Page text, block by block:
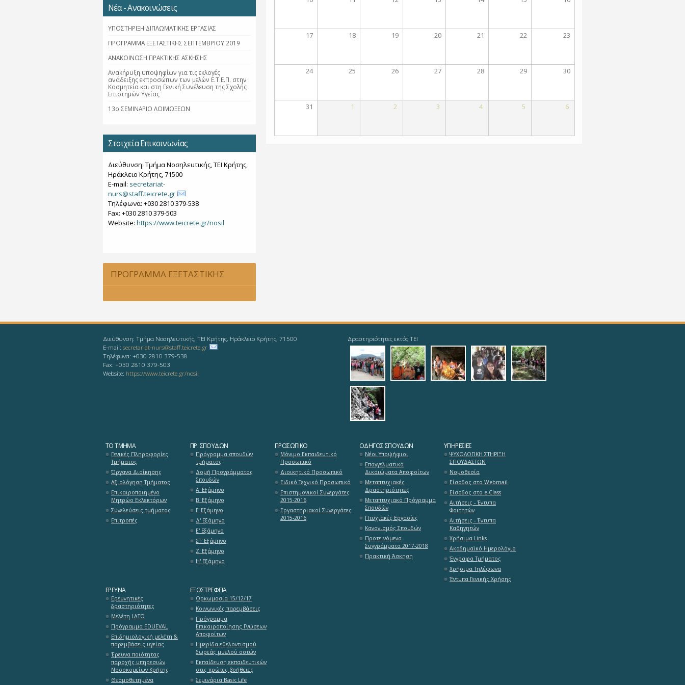
Νέα - Ανακοινώσεις
ΥΠΟΣΤΗΡΙΞΗ ΔΙΠΛΩΜΑΤΙΚΗΣ ΕΡΓΑΣΙΑΣ
ΠΡΟΓΡΑΜΜΑ ΕΞΕΤΑΣΤΙΚΗΣ ΣΕΠΤΕΜΒΡΙΟΥ 2019
ΑΝΑΚΟΙΝΩΣΗ ΠΡΑΚΤΙΚΗΣ ΑΣΚΗΣΗΣ
Ανακήρυξη υποψηφίων για τις εκλογές
ανάδειξης εκπροσώπων των μελών Ε.Τ.Ε.Π. στην
Κοσμητεία και στη Γενική Συνέλευση της Σχολής
Επιστημών Υγείας
13ο ΣΕΜΙΝΑΡΙΟ ΛΟΙΜΩΞΕΩΝ
Στοιχεία Επικοινωνίας
Διεύθυνση: Τμήμα Νοσηλευτικής, ΤΕΙ Κρήτης,
Ηράκλειο Κρήτης, 71500
E-mail: secretariat-
nurs@staff.teicrete.gr
Τηλέφωνα: +030 2810 379-538
Fax: +030 2810 379-503
Website: https://www.teicrete.gr/nosil
ΠΡΟΓΡΑΜΜΑ ΕΞΕΤΑΣΤΙΚΗΣ
17 18 19 20 21 22 23
24 25 26 27 28 29 30
31 1 2 3 4 5 6
Διεύθυνση: Τμήμα Νοσηλευτικής, ΤΕΙ Κρήτης, Ηράκλειο Κρήτης, 71500
E-mail: secretariat-nurs@staff.teicrete.gr
Τηλέφωνα: +030 2810 379-538
Fax: +030 2810 379-503
Website: https://www.teicrete.gr/nosil
Δραστηριότητες εκτός ΤΕΙ
f1_1.jpgf1_2.jpgf1_3.jpgf1_4.jpgf1_5.jpg
f1_6.jpg
ΤΟ ΤΜΉΜΑ
Γενικές Πληροφορίες
Τμήματος
Όργανα Διοίκησης
Αξιολόγηση Τμήματος
Επικαιροποιημένο
Μητρώο Εκλεκτόρων
Συνελεύσεις τμήματος
Επιτροπές
ΠΡ. ΣΠΟΥΔΏΝ
Πρόγραμμα σπουδών
τμήματος
Δομή Προγράμματος
Σπουδών
Α' Εξάμηνο
Β' Εξάμηνο
Γ' Εξάμηνο
Δ' Εξάμηνο
Ε' Εξάμηνο
ΣΤ' Εξάμηνο
Ζ' Εξάμηνο
Η' Εξάμηνο
ΠΡΟΣΩΠΙΚΌ
Μόνιμο Εκπαιδευτικό
Προσωπικό
Διοικητικό Προσωπικό
Ειδικό Τεχνικό Προσωπικό
Επιστημονικοί Συνεργάτες
2015-2016
Εργαστηριακοί Συνεργάτες
2015-2016
ΟΔΗΓΌΣ ΣΠΟΥΔΏΝ
Νέοι Υποψήφιοι
Επαγγελματικά
Δικαιώματα Αποφοίτων
Μεταπτυχιακές
Δραστηριότητες
Μεταπτυχιακό Πρόγραμμα
Σπουδών
Πτυχιακές Εργασίες
Κανονισμός Σπουδών
Προτεινόμενα
Συγγράμματα 2017-2018
Πρακτική Άσκηση
ΥΠΗΡΕΣΊΕΣ
ΨΥΧΟΛΟΓΙΚΗ ΣΤΗΡΙΞΗ
ΣΠΟΥΔΑΣΤΩΝ
Νομοθεσία
Είσοδος στο Webmail
Είσοδος στο e-Class
Αιτήσεις - Έντυπα
Φοιτητών
Αιτήσεις - Έντυπα
Καθηγητών
Χρήσιμα Links
Ακαδημαϊκό Ημερολόγιο
Έγγραφα Τμήματος
Χρήσιμα Τηλέφωνα
Έντυπα Γενικής Χρήσης
ΈΡΕΥΝΑ
Ερευνητικές
δραστηριότητες
Μελέτη LATO
Πρόγραμμα EDUEVAL
Επιδημιολογική μελέτη &
παρεμβάσεις υγείας
Έρευνα ποιότητας
παροχής υπηρεσιών
Νοσοκομείων Κρήτης
Θεσμοθετημένα
ΕΞΩΣΤΡΈΦΕΙΑ
Ορκωμοσία 15/12/17
Κοινωνικές παρεμβάσεις
Πρόγραμμα
Επικαιροποίησης Γνώσεων
Αποφοίτων
Ημερίδα εθελοντισμού
δωρεάς μυελού οστών
Εκπαίδευση εκπαιδευτικών
στις πρώτες βοήθειες
Σεμινάρια Basic Life